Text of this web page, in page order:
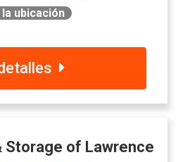
ubicación
Storage of Lawrence